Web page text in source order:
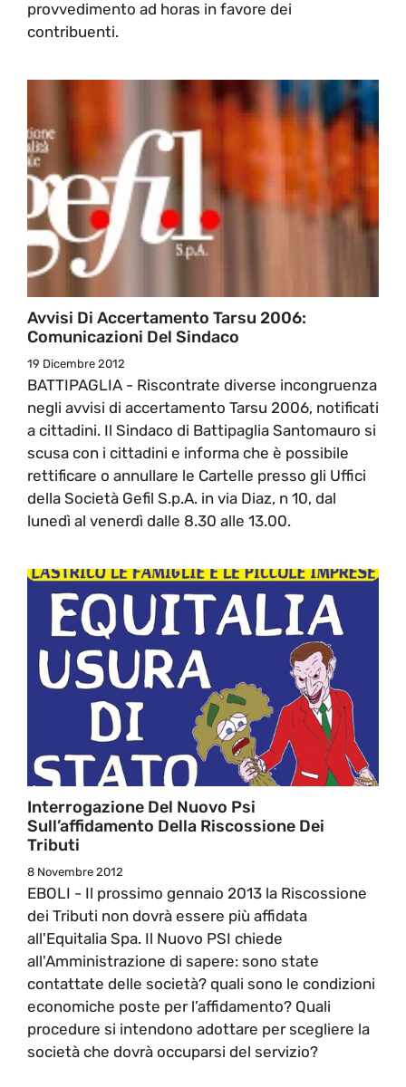
provvedimento ad horas in favore dei
contribuenti.
Avvisi Di Accertamento Tarsu 2006:
Comunicazioni Del Sindaco
19 Dicembre 2012
BATTIPAGLIA - Riscontrate diverse incongruenza
negli avvisi di accertamento Tarsu 2006, notificati
a cittadini. Il Sindaco di Battipaglia Santomauro si
scusa con i cittadini e informa che è possibile
rettificare o annullare le Cartelle presso gli Uffici
della Società Gefil S.p.A. in via Diaz, n 10, dal
lunedì al venerdì dalle 8.30 alle 13.00.
Interrogazione Del Nuovo Psi
Sull’affidamento Della Riscossione Dei
Tributi
8 Novembre 2012
EBOLI - Il prossimo gennaio 2013 la Riscossione
dei Tributi non dovrà essere più affidata
all'Equitalia Spa. Il Nuovo PSI chiede
all'Amministrazione di sapere: sono state
contattate delle società? quali sono le condizioni
economiche poste per l’affidamento? Quali
procedure si intendono adottare per scegliere la
società che dovrà occuparsi del servizio?